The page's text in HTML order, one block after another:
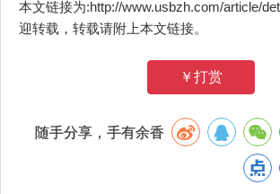
本文链接为:http://www.usbzh.com/article/
迎转载，转载请附上本文链接。
￥打赏
随手分享，手有余香